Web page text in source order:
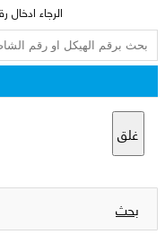
الرجاء
غلق
بحث